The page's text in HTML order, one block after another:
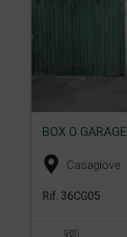
BOX O GARAGE
Casagiove
Rif. 36CG05